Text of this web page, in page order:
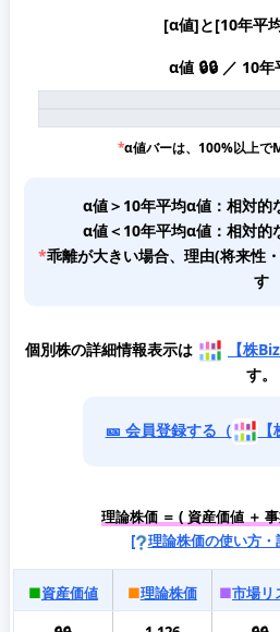
[α値]と[10年平
α値 🔒🔒 ／ 10年
*α値バーは、100%以上で
α値＞10年平均α値：相対的
α値＜10年平均α値：相対的
*乖離が大きい場合、理由(将来性
す
個別株の詳細情報表示は 【株
す。
🎫 会員登録する（
理論株価 ＝ ( 資産価値 ＋
[
理論株価の使い方
■資産価値 ■理論株価 ■市場リ